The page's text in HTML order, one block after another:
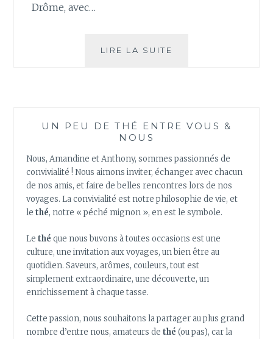
Drôme, avec…
LIRE LA SUITE
AU
UN PEU DE THÉ ENTRE VOUS &
NOUS
Nous, Amandine et Anthony, sommes passionnés de
convivialité ! Nous aimons inviter, échanger avec chacun
de nos amis, et faire de belles rencontres lors de nos
voyages. La convivialité est notre philosophie de vie, et
lethé, notre « péché mignon », en est le symbole.
Lethé que nous buvons à toutes occasions est une
culture, une invitation aux voyages, un bien être au
quotidien. Saveurs, arômes, couleurs, tout est
simplement extraordinaire, une découverte, un
enrichissement à chaque tasse.
Cette passion, nous souhaitons la partager au plus grand
nombre d’entre nous, amateurs de thé (ou pas), car la